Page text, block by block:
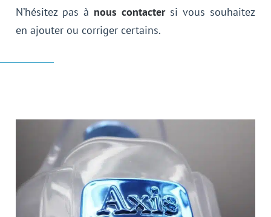
N’hésitez pas à nous contactersi vous souhaitez
en ajouter ou corriger certains.